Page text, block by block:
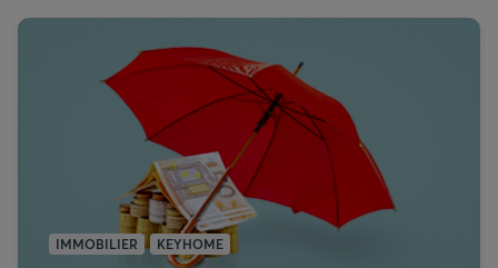
IMMOBILIER KEYHOME